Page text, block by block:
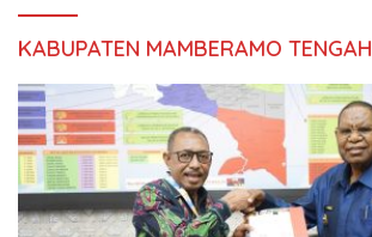
KABUPATEN MAMBERAMO TENGAH